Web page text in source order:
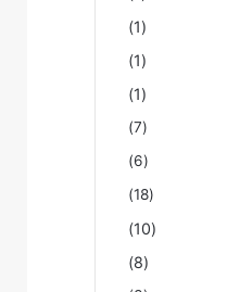
(1)
(1)
(1)
(7)
(6)
(18)
(10)
(8)